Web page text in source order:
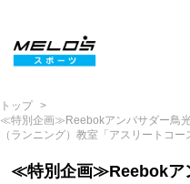
トップ
≪特別企画≫Reebokアンバサダー鳥
（ランニング）教室「アスリートコ
≪特別企画≫Reebokア